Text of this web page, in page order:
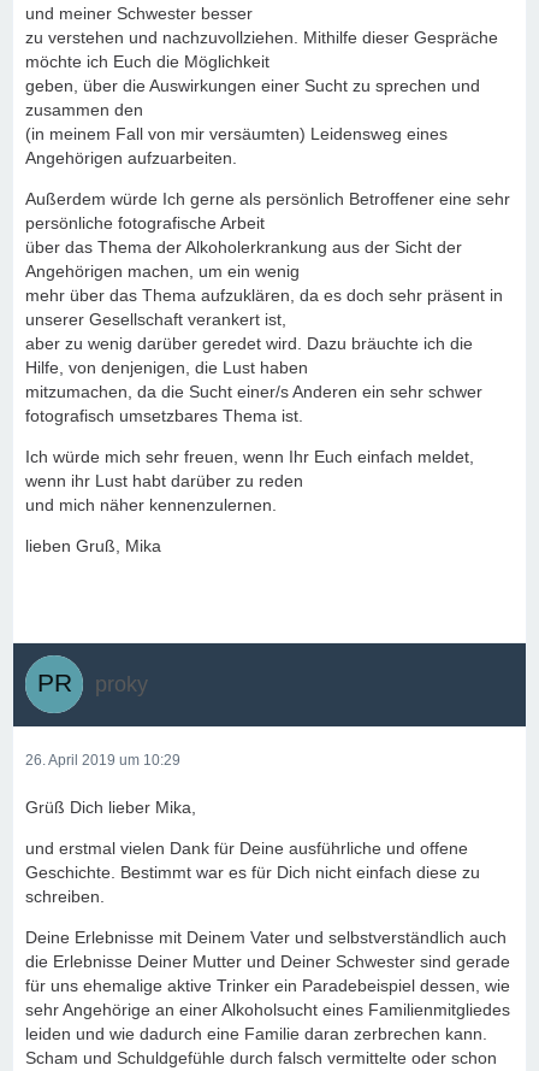
und meiner Schwester besser
zu verstehen und nachzuvollziehen. Mithilfe dieser Gespräche
möchte ich Euch die Möglichkeit
geben, über die Auswirkungen einer Sucht zu sprechen und
zusammen den
(in meinem Fall von mir versäumten) Leidensweg eines
Angehörigen aufzuarbeiten.
Außerdem würde Ich gerne als persönlich Betroffener eine sehr
persönliche fotografische Arbeit
über das Thema der Alkoholerkrankung aus der Sicht der
Angehörigen machen, um ein wenig
mehr über das Thema aufzuklären, da es doch sehr präsent in
unserer Gesellschaft verankert ist,
aber zu wenig darüber geredet wird. Dazu bräuchte ich die
Hilfe, von denjenigen, die Lust haben
mitzumachen, da die Sucht einer/s Anderen ein sehr schwer
fotografisch umsetzbares Thema ist.
Ich würde mich sehr freuen, wenn Ihr Euch einfach meldet,
wenn ihr Lust habt darüber zu reden
und mich näher kennenzulernen.
lieben Gruß, Mika
proky
26. April 2019 um 10:29
Grüß Dich lieber Mika,
und erstmal vielen Dank für Deine ausführliche und offene
Geschichte. Bestimmt war es für Dich nicht einfach diese zu
schreiben.
Deine Erlebnisse mit Deinem Vater und selbstverständlich auch
die Erlebnisse Deiner Mutter und Deiner Schwester sind gerade
für uns ehemalige aktive Trinker ein Paradebeispiel dessen, wie
sehr Angehörige an einer Alkoholsucht eines Familienmitgliedes
leiden und wie dadurch eine Familie daran zerbrechen kann.
Scham und Schuldgefühle durch falsch vermittelte oder schon